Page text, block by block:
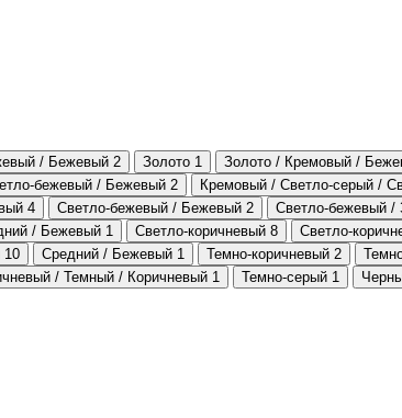
/ Бежевый 2 Золото 1 Золото / Кремовый /
бежевый / Бежевый 2 Кремовый / Светло-серый /
4 Светло-бежевый / Бежевый 2 Светло-бежевый /
/ Бежевый 1 Светло-коричневый 8 Светло-
10 Средний / Бежевый 1 Темно-коричневый 2
/ Темный / Коричневый 1 Темно-серый 1